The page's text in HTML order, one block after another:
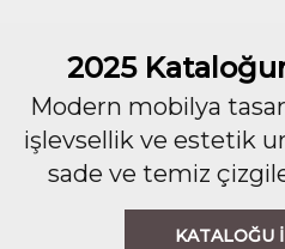
2025
Modern mobilya
işlevsellik ve estetik
sade ve temiz
KATALOĞU